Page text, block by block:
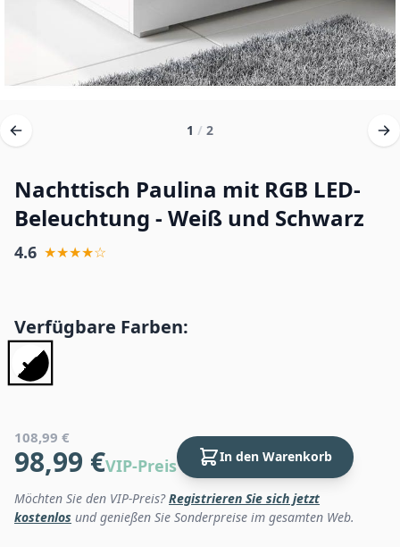
1 / 2
Nachttisch Paulina mit RGB LED-
Beleuchtung - Weiß und Schwarz
4.6 ★★★★☆
Verfügbare Farben:
108,99 €
98,99 €VIP-Preis In den Warenkorb
Möchten Sie den VIP-Preis?Registrieren Sie sich jetzt
kostenlos und genießen Sie Sonderpreise im gesamten Web.